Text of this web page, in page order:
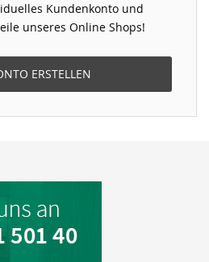
Kundenkonto und
unseres Online Shops!
ERSTELLEN